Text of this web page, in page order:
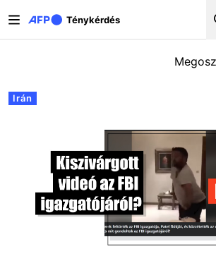
Ténykérdés
Elsődleges fülek
Irán